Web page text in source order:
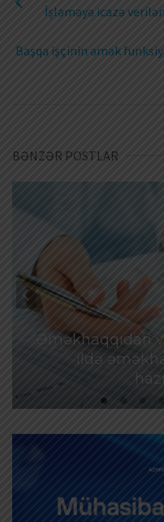
İşləməyə icazə
Başqa işçinin əmək
BƏNZƏR POSTLAR
Əməkhaqqıdan
ildə